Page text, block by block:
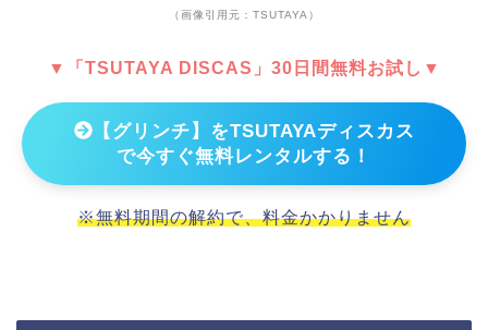
（画像引用元：TSUTAYA）
▼「TSUTAYA DISCAS」30日間無料お試し▼
【グリンチ】をTSUTAYAディスカス
で今すぐ無料レンタルする！
※無料期間の解約で、料金かかりません